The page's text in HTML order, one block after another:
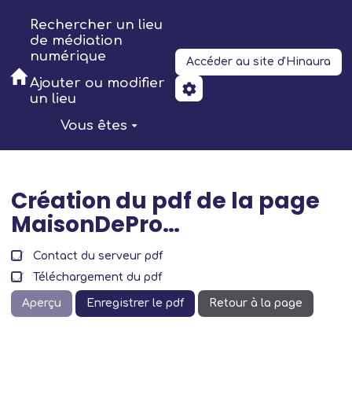
Aller au contenu principal
Rechercher un lieu
de médiation
numérique
Ajouter ou modifier
un lieu
Vous êtes
Accéder au site d'Hinaura
Création du pdf de la page
MaisonDePro…
Contact du serveur pdf
Téléchargement du pdf
Aperçu Enregistrer le pdf Retour à la page